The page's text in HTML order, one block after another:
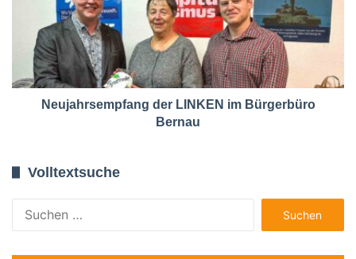
Neujahrsempfang der LINKEN im Bürgerbüro
Bernau
Volltextsuche
nach: